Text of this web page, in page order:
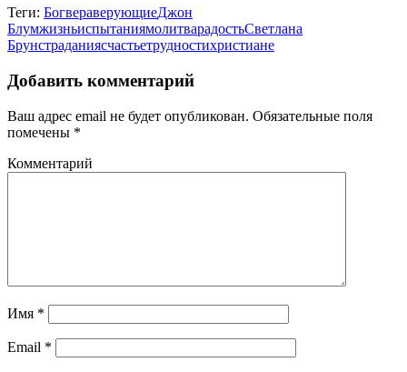
Теги: БогвераверующиеДжон
БлумжизньиспытаниямолитварадостьСветлана
Брунстраданиясчастьетрудностихристиане
Добавить комментарий
Ваш адрес email не будет опубликован. Обязательные поля
помечены *
Комментарий
Имя *
Email *